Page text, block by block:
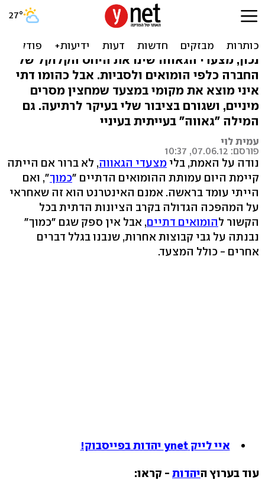
מדוע לא אשתתף במצעד
נכון, מצעדי הגאווה שינו את היחס הקלוקל של
החברה כלפי הומואים ולסביות. אבל כהומו דתי
איני מוצא את מקומי במצעד שמחצין מסרים
מיניים, ושגורם בציבור שלי בעיקר לרתיעה. גם
המילה "גאווה" בעייתית בעיניי
עמית לוי
פורסם: 07.06.12, 10:37
נודה על האמת, בלי מצעדי הגאווה, לא ברור אם הייתה
קיימת היום עמותת ההומואים הדתיים "כמוך", ואם
הייתי עומד בראשה. אמנם האינטרנט הוא זה שאחראי
על המהפכה הגדולה בקרב הציונות הדתית בכל
הקשור להומואים דתיים, אבל אין ספק שגם "כמוך"
נבנתה על גבי קבוצות אחרות, שנבנו בגלל דברים
אחרים - כולל המצעד.
איי לייק ynet יהדות בפייסבוק!
עוד בערוץ היהדות - קראו: